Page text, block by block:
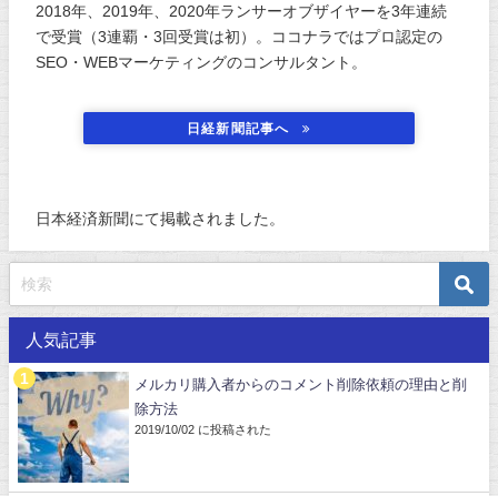
2018年、2019年、2020年ランサーオブザイヤーを3年連続
で受賞（3連覇・3回受賞は初）。ココナラではプロ認定の
SEO・WEBマーケティングのコンサルタント。
日経新聞記事へ
日本経済新聞にて掲載されました。
人気記事
メルカリ購入者からのコメント削除依頼の理由と削
除方法
2019/10/02 に投稿された